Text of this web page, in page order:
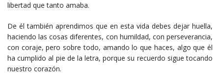
libertad que tanto amaba.
De él también aprendimos que en esta vida debes dejar huella,
haciendo las cosas diferentes, con humildad, con perseverancia,
con coraje, pero sobre todo, amando lo que haces, algo que él
ha cumplido al pie de la letra, porque su recuerdo sigue tocando
nuestro corazón.